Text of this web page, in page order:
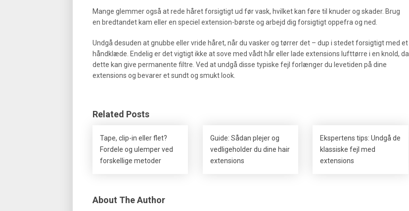
Mange glemmer også at rede håret forsigtigt ud før vask, hvilket kan føre til knuder og skader. Brug
en bredtandet kam eller en speciel extension-børste og arbejd dig forsigtigt oppefra og ned.
Undgå desuden at gnubbe eller vride håret, når du vasker og tørrer det – dup i stedet forsigtigt med et
håndklæde. Endelig er det vigtigt ikke at sove med vådt hår eller lade extensions lufttørre i en knold, da
dette kan give permanente filtre. Ved at undgå disse typiske fejl forlænger du levetiden på dine
extensions og bevarer et sundt og smukt look.
Related Posts
Tape, clip-in eller flet?
Fordele og ulemper ved
forskellige metoder
Guide: Sådan plejer og
vedligeholder du dine hair
extensions
Ekspertens tips: Undgå de
klassiske fejl med
extensions
About The Author